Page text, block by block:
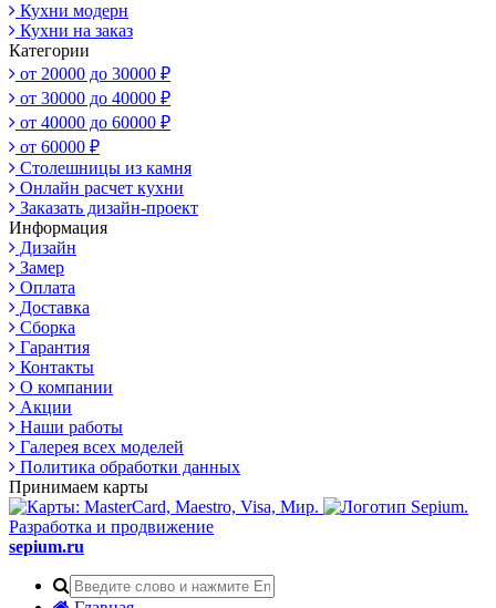
Кухни модерн
Кухни на заказ
Категории
от 20000 до 30000 ₽
от 30000 до 40000 ₽
от 40000 до 60000 ₽
от 60000 ₽
Столешницы из камня
Онлайн расчет кухни
Заказать дизайн-проект
Информация
Дизайн
Замер
Оплата
Доставка
Сборка
Гарантия
Контакты
О компании
Акции
Наши работы
Галерея всех моделей
Политика обработки данных
Принимаем карты
Разработка и продвижение
sepium.ru